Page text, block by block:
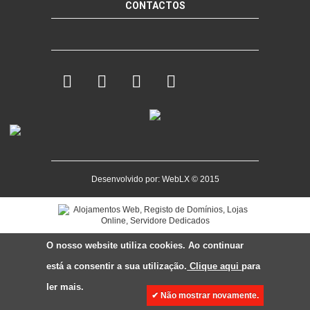
CONTACTOS
Desenvolvido por: WebLX© 2015
O nosso website utiliza cookies. Ao continuar
está a consentir a sua utilização. Clique aqui para
ler mais.
✔ Não mostrar novamente.